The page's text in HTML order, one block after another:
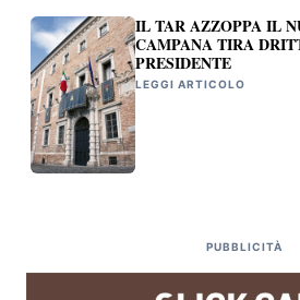
IL TAR AZZOPPA IL
CAMPANA TIRA
PRESIDENTE
LEGGI ARTICOLO
PUBBLICITÀ